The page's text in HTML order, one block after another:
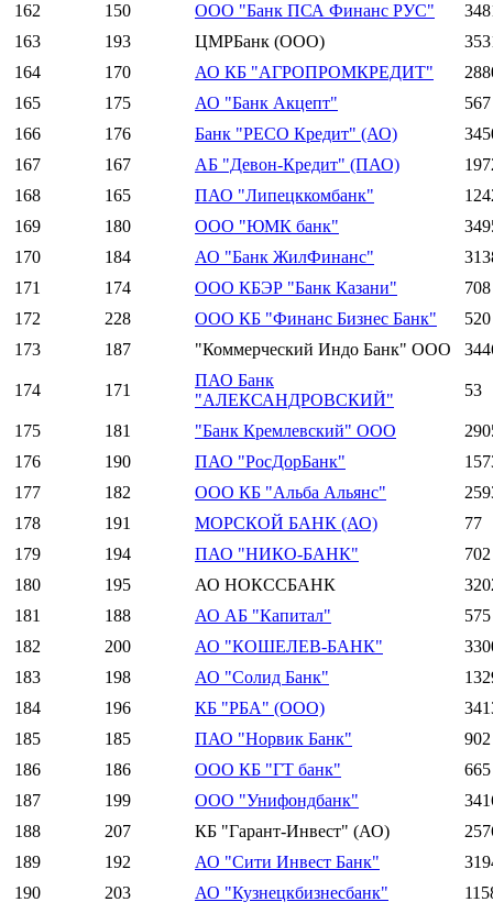
162
150 ООО "Банк ПСА Финанс РУС"
163
193 ЦМРБанк (ООО)
164
170 АО КБ "АГРОПРОМКРЕДИТ"
165
175 АО "Банк Акцепт"
567
166
176 Банк "РЕСО Кредит" (АО)
167
167 АБ "Девон-Кредит" (ПАО)
168
165 ПАО "Липецккомбанк"
169
180 ООО "ЮМК банк"
170
184 АО "Банк ЖилФинанс"
171
174 ООО КБЭР "Банк Казани"
708
172
228 ООО КБ "Финанс Бизнес Банк"
520
173
187 "Коммерческий Индо Банк" ООО
174 171
ПАО Банк
"АЛЕКСАНДРОВСКИЙ"
53
175 181 "Банк Кремлевский" ООО
176
190 ПАО "РосДорБанк"
177
182 ООО КБ "Альба Альянс"
178
191 МОРСКОЙ БАНК (АО)
77
179
194 ПАО "НИКО-БАНК"
702
180
195 АО НОКССБАНК
181
188 АО АБ "Капитал"
575
182
200 АО "КОШЕЛЕВ-БАНК"
183
198 АО "Солид Банк"
184
196 КБ "РБА" (ООО)
185
185 ПАО "Норвик Банк"
902
186
186 ООО КБ "ГТ банк"
665
187
199 ООО "Унифондбанк"
188
207 КБ "Гарант-Инвест" (АО)
189
192 АО "Сити Инвест Банк"
190
203 АО "Кузнецкбизнесбанк"